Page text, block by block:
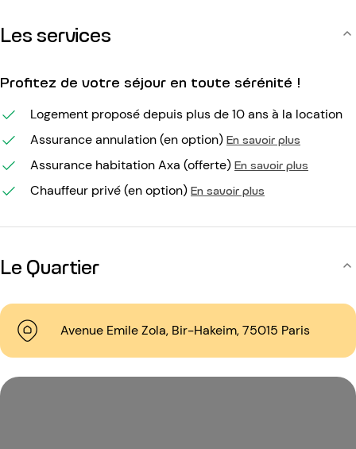
Les services
Profitez de votre séjour en toute sérénité !
Logement proposé depuis plus de 10 ans à la location
Assurance annulation (en option) En savoir plus
Assurance habitation Axa (offerte) En savoir plus
Chauffeur privé (en option) En savoir plus
Le Quartier
Avenue Emile Zola, Bir-Hakeim, 75015 Paris